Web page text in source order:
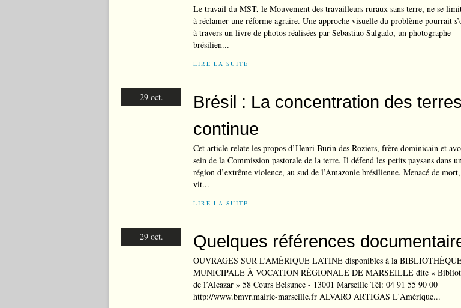
Le travail du MST, le Mouvement des travailleurs ruraux sans terre, ne se
à réclamer une réforme agraire. Une approche visuelle du problème pourrait
à travers un livre de photos réalisées par Sebastiao Salgado, un photographe
brésilien...
LIRE LA SUITE
29 oct.
Brésil : La concentration des terres
continue
Cet article relate les propos d’Henri Burin des Roziers, frère dominicain et
sein de la Commission pastorale de la terre. Il défend les petits paysans dans
région d’extrême violence, au sud de l’Amazonie brésilienne. Menacé de
vit...
LIRE LA SUITE
29 oct. Quelques références
OUVRAGES SUR L’AMÉRIQUE LATINE disponibles à la
MUNICIPALE À VOCATION RÉGIONALE DE MARSEILLE dite «
de l’Alcazar » 58 Cours Belsunce - 13001 Marseille Tél: 04 91 55 90 00
http://www.bmvr.mairie-marseille.fr ALVARO ARTIGAS L'Amérique...